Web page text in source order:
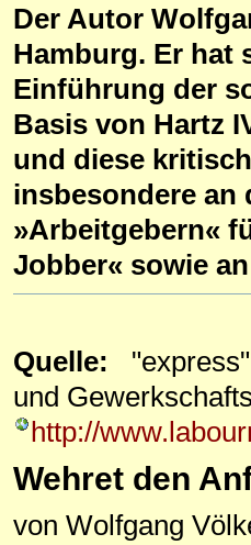
Der Autor
Hamburg. Er hat
Einführung der
Basis von Hartz
und diese
insbesondere an
»Arbeitgebern«
Jobber« sowie
Quelle:
und
http://
Wehret den
von Wolfgang